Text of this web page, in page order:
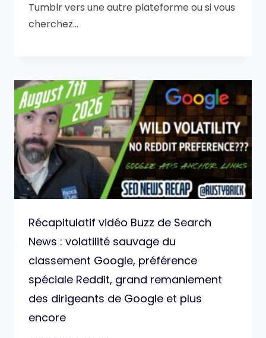
Tumblr vers une autre plateforme ou si vous
cherchez…
Récapitulatif vidéo Buzz de Search
News : volatilité sauvage du
classement Google, préférence
spéciale Reddit, grand remaniement
des dirigeants de Google et plus
encore